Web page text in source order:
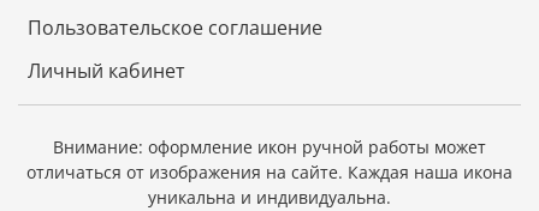
Пользовательское соглашение
Личный кабинет
Внимание: оформление икон ручной работы может
отличаться от изображения на сайте. Каждая наша икона
уникальна и индивидуальна.